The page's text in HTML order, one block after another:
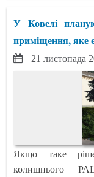
У Ковелі
приміщення, яке
21 листопада
Якщо таке
колишнього